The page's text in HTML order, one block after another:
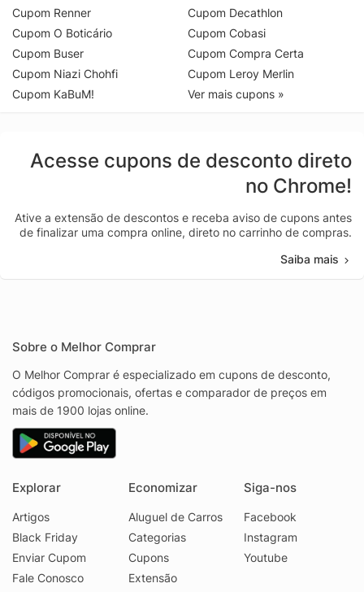
Cupom Renner
Cupom O Boticário
Cupom Buser
Cupom Niazi Chohfi
Cupom KaBuM!
Cupom Decathlon
Cupom Cobasi
Cupom Compra Certa
Cupom Leroy Merlin
Ver mais cupons »
Acesse cupons de desconto direto
no Chrome!
Ative a extensão de descontos e receba aviso de cupons antes
de finalizar uma compra online, direto no carrinho de compras.
Saiba mais
Sobre o Melhor Comprar
O Melhor Comprar é especializado em cupons de desconto,
códigos promocionais, ofertas e comparador de preços em
mais de 1900 lojas online.
Explorar
Artigos
Black Friday
Enviar Cupom
Fale Conosco
Economizar
Aluguel de Carros
Categorias
Cupons
Extensão
Siga-nos
Facebook
Instagram
Youtube